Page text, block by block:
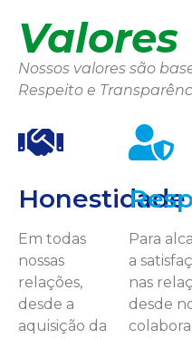
Valores
Nossos valores são
Respeito e
Honestidade
Em todas
nossas
relações,
desde a
aquisição da
Para
a
nas
desde